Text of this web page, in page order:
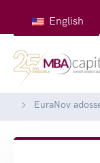
English
EuraNov